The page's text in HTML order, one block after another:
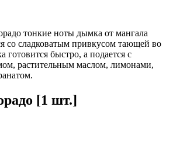
тонкие ноты дымка от мангала
со сладковатым привкусом тающей во
готовится быстро, а подается с
растительным маслом, лимонами,
[1 шт.]